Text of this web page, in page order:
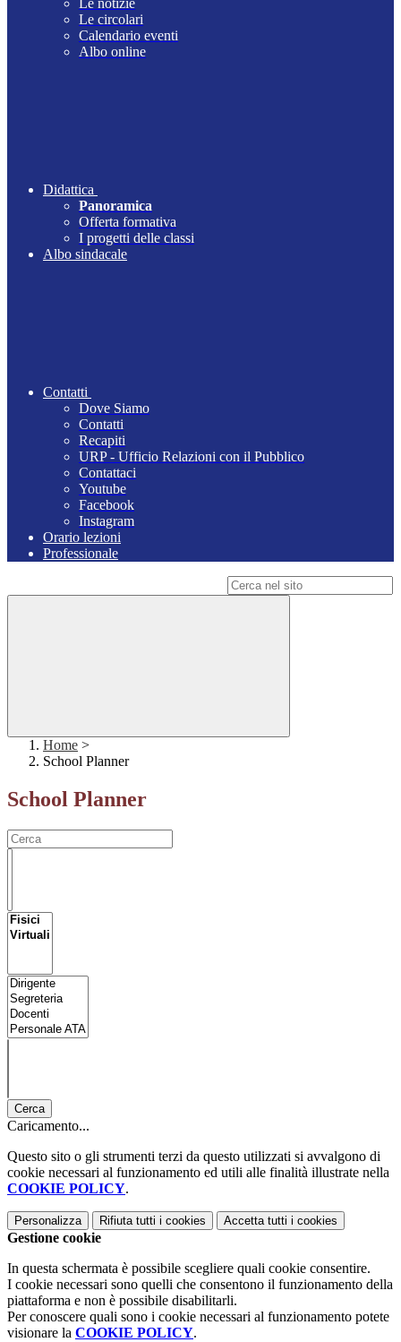
Le notizie
Le circolari
Calendario eventi
Albo online
Didattica
Panoramica
Offerta formativa
I progetti delle classi
Albo sindacale
Contatti
Dove Siamo
Contatti
Recapiti
URP - Ufficio Relazioni con il Pubblico
Contattaci
Youtube
Facebook
Instagram
Orario lezioni
Professionale
Home >
School Planner
School Planner
Cerca
Caricamento...
Questo sito o gli strumenti terzi da questo utilizzati si avvalgono di
cookie necessari al funzionamento ed utili alle finalità illustrate nella
COOKIE POLICY.
Personalizza Rifiuta tutti i cookies Accetta tutti i cookies
Gestione cookie
In questa schermata è possibile scegliere quali cookie consentire.
I cookie necessari sono quelli che consentono il funzionamento della
piattaforma e non è possibile disabilitarli.
Per conoscere quali sono i cookie necessari al funzionamento potete
visionare la COOKIE POLICY.